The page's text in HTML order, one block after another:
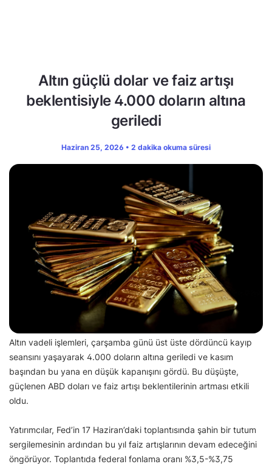
Altın güçlü dolar ve faiz artışı
beklentisiyle 4.000 doların altına
geriledi
Haziran 25, 2026 • 2 dakika okuma süresi
Altın vadeli işlemleri, çarşamba günü üst üste dördüncü kayıp
seansını yaşayarak 4.000 doların altına geriledi ve kasım
başından bu yana en düşük kapanışını gördü. Bu düşüşte,
güçlenen ABD doları ve faiz artışı beklentilerinin artması etkili
oldu.
Yatırımcılar, Fed’in 17 Haziran’daki toplantısında şahin bir tutum
sergilemesinin ardından bu yıl faiz artışlarının devam edeceğini
öngörüyor. Toplantıda federal fonlama oranı %3,5-%3,75